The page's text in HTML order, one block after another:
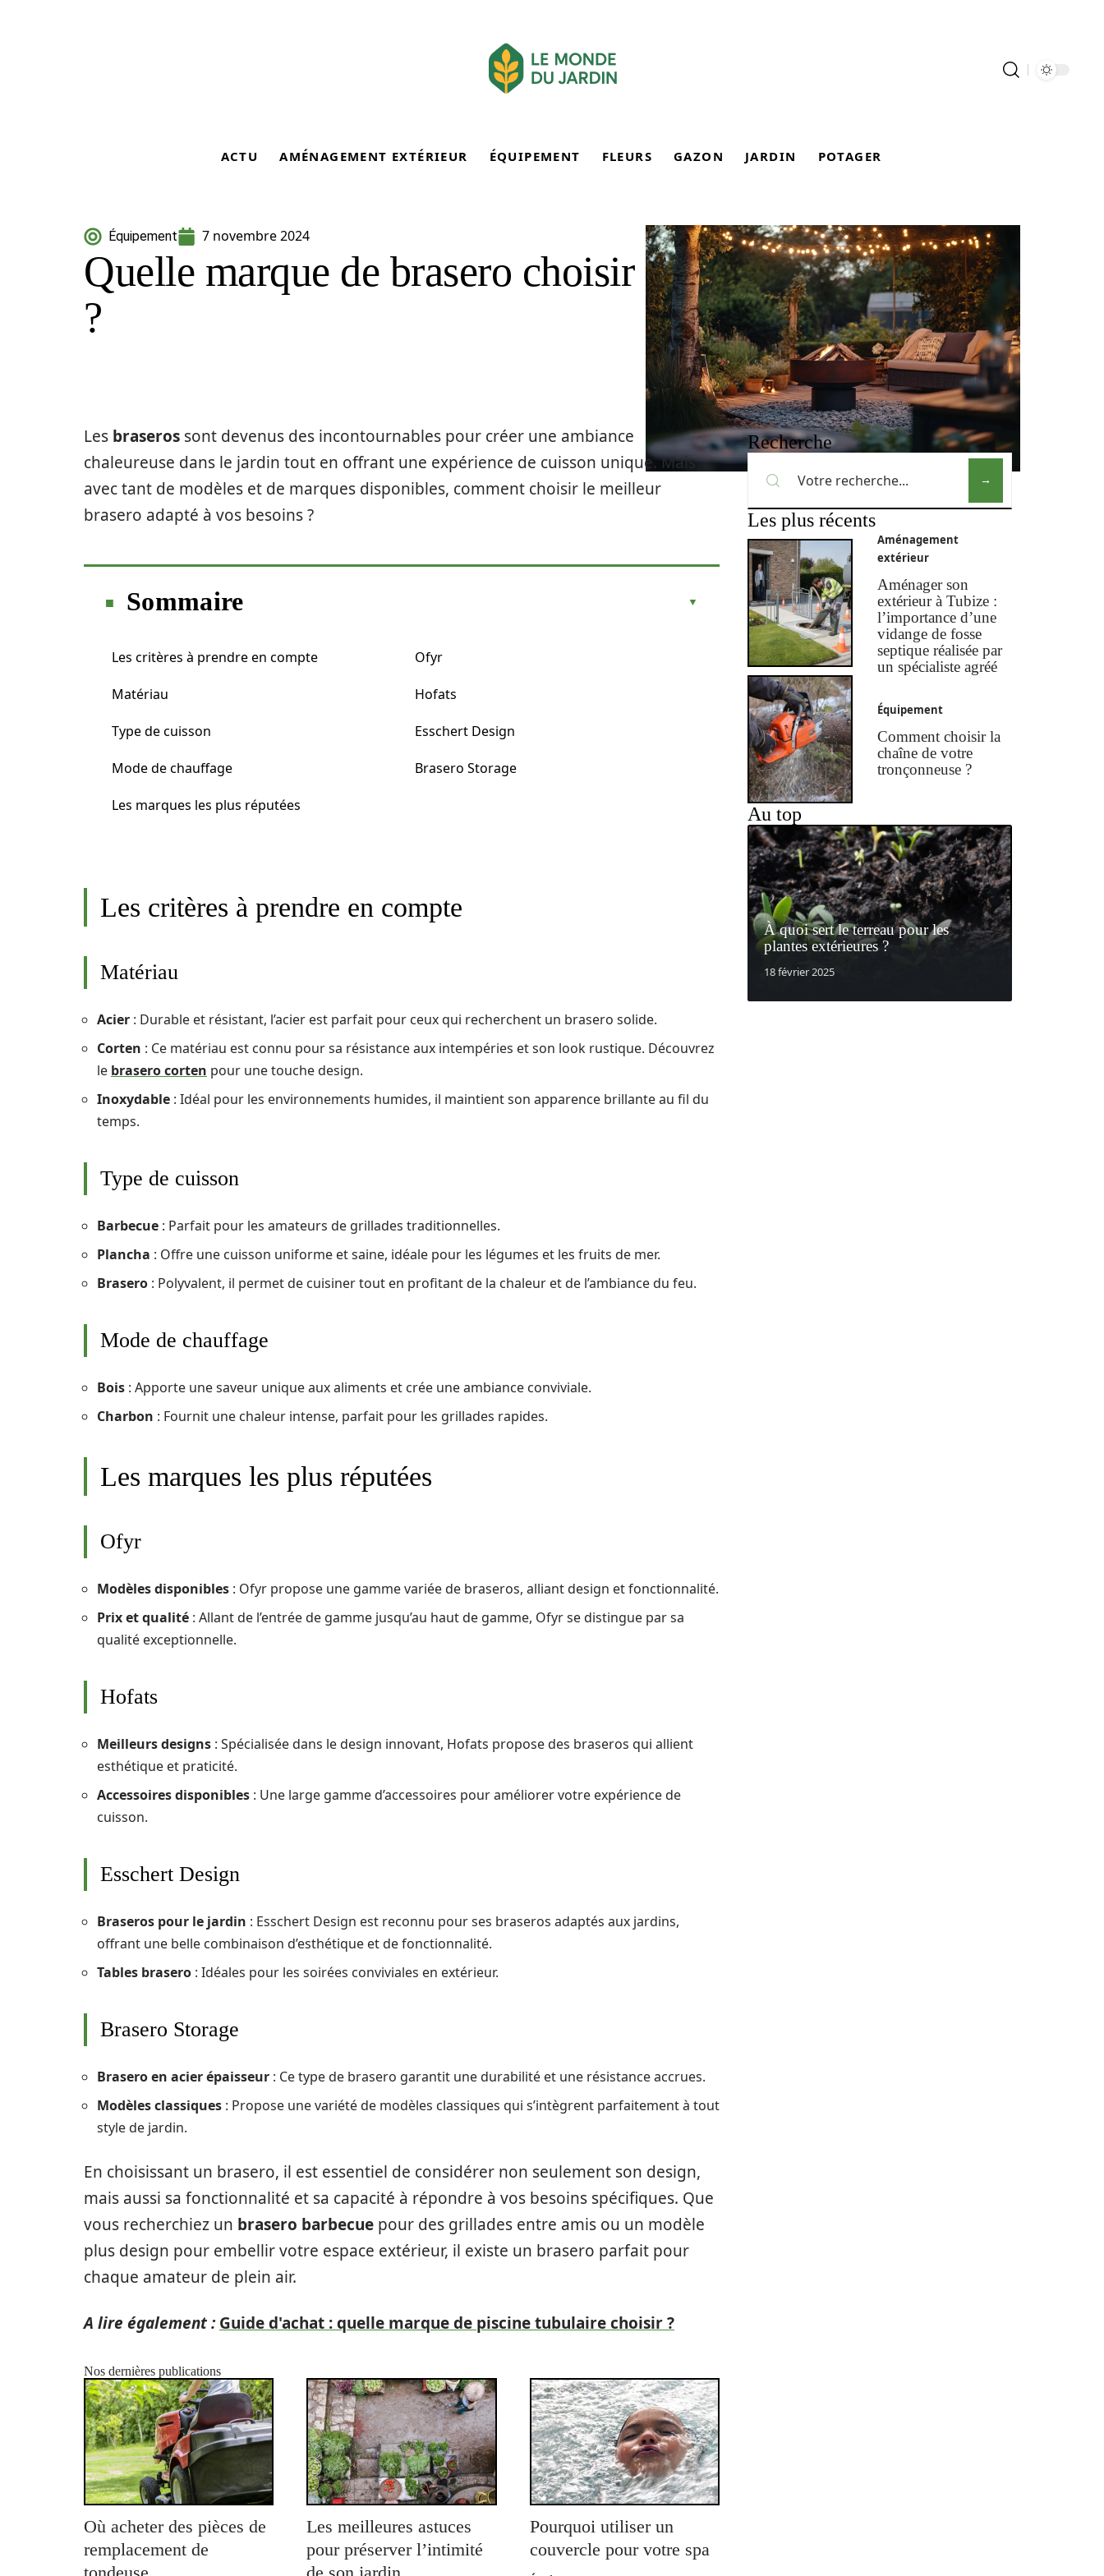
ACTU AMÉNAGEMENT EXTÉRIEUR ÉQUIPEMENT FLEURS GAZON JARDIN POTAGER
Équipement 7 novembre 2024
Quelle marque de brasero choisir
?
Les braseros sont devenus des incontournables pour créer une ambiance
chaleureuse dans le jardin tout en offrant une expérience de cuisson unique. Mais
avec tant de modèles et de marques disponibles, comment choisir le meilleur
brasero adapté à vos besoins ?
Sommaire
Les critères à prendre en compte
Matériau
Type de cuisson
Mode de chauffage
Les marques les plus réputées
Ofyr
Hofats
Esschert Design
Brasero Storage
Les critères à prendre en compte
Matériau
Acier : Durable et résistant, l’acier est parfait pour ceux qui recherchent un brasero solide.
Corten : Ce matériau est connu pour sa résistance aux intempéries et son look rustique. Découvrez
le brasero corten pour une touche design.
Inoxydable : Idéal pour les environnements humides, il maintient son apparence brillante au fil du
temps.
Type de cuisson
Barbecue : Parfait pour les amateurs de grillades traditionnelles.
Plancha : Offre une cuisson uniforme et saine, idéale pour les légumes et les fruits de mer.
Brasero : Polyvalent, il permet de cuisiner tout en profitant de la chaleur et de l’ambiance du feu.
Mode de chauffage
Bois : Apporte une saveur unique aux aliments et crée une ambiance conviviale.
Charbon : Fournit une chaleur intense, parfait pour les grillades rapides.
Les marques les plus réputées
Ofyr
Modèles disponibles : Ofyr propose une gamme variée de braseros, alliant design et fonctionnalité.
Prix et qualité : Allant de l’entrée de gamme jusqu’au haut de gamme, Ofyr se distingue par sa
qualité exceptionnelle.
Hofats
Meilleurs designs : Spécialisée dans le design innovant, Hofats propose des braseros qui allient
esthétique et praticité.
Accessoires disponibles : Une large gamme d’accessoires pour améliorer votre expérience de
cuisson.
Esschert Design
Braseros pour le jardin : Esschert Design est reconnu pour ses braseros adaptés aux jardins,
offrant une belle combinaison d’esthétique et de fonctionnalité.
Tables brasero : Idéales pour les soirées conviviales en extérieur.
Brasero Storage
Brasero en acier épaisseur : Ce type de brasero garantit une durabilité et une résistance accrues.
Modèles classiques : Propose une variété de modèles classiques qui s’intègrent parfaitement à tout
style de jardin.
En choisissant un brasero, il est essentiel de considérer non seulement son design,
mais aussi sa fonctionnalité et sa capacité à répondre à vos besoins spécifiques. Que
vous recherchiez un brasero barbecue pour des grillades entre amis ou un modèle
plus design pour embellir votre espace extérieur, il existe un brasero parfait pour
chaque amateur de plein air.
A lire également : Guide d'achat : quelle marque de piscine tubulaire choisir ?
Nos dernières publications
Où acheter des pièces de
remplacement de
Les meilleures astuces
pour préserver l’intimité
Pourquoi utiliser un
couvercle pour votre spa
Recherche
Les plus récents
Aménagement
extérieur
Aménager son
extérieur à Tubize :
l’importance d’une
vidange de fosse
septique réalisée par
un spécialiste agréé
Équipement
Comment choisir la
chaîne de votre
tronçonneuse ?
Au top
À quoi sert le terreau pour les
plantes extérieures ?
18 février 2025